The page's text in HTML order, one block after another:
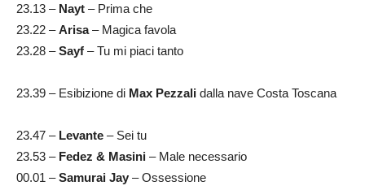
23.13 – Nayt – Prima che
23.22 –Arisa– Magica favola
23.28 –Sayf – Tu mi piaci tanto
23.39 – Esibizione di Max Pezzali dalla nave Costa Toscana
23.47 – Levante – Sei tu
23.53 – Fedez & Masini – Male necessario
00.01 –Samurai Jay – Ossessione